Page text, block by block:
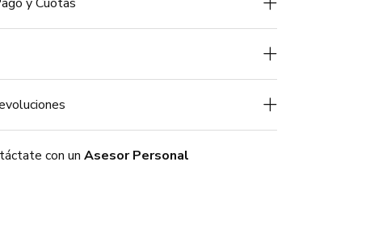
con un Asesor Personal